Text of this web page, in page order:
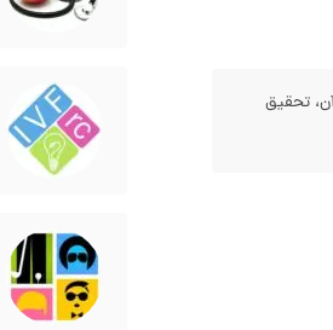
تحقیق